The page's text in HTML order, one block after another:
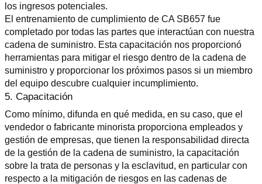
los ingresos potenciales.
El entrenamiento de cumplimiento de CA SB657 fue
completado por todas las partes que interactúan con nuestra
cadena de suministro. Esta capacitación nos proporcionó
herramientas para mitigar el riesgo dentro de la cadena de
suministro y proporcionar los próximos pasos si un miembro
del equipo descubre cualquier incumplimiento.
5. Capacitación
Como mínimo, difunda en qué medida, en su caso, que el
vendedor o fabricante minorista proporciona empleados y
gestión de empresas, que tienen la responsabilidad directa
de la gestión de la cadena de suministro, la capacitación
sobre la trata de personas y la esclavitud, en particular con
respecto a la mitigación de riesgos en las cadenas de